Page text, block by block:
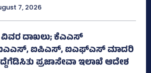
7, 2026
ವಿವರ ದಾಖಲು; ಕೆಎಎಸ್
ಐಎಎಸ್‌, ಐಪಿಎಸ್‌, ಐಎಫ್‌ಎಸ್‌ ಮಾದರಿ
ಪ್ರಜಾಸೇವಾ ಇಲಾಖೆ ಆದೇಶ